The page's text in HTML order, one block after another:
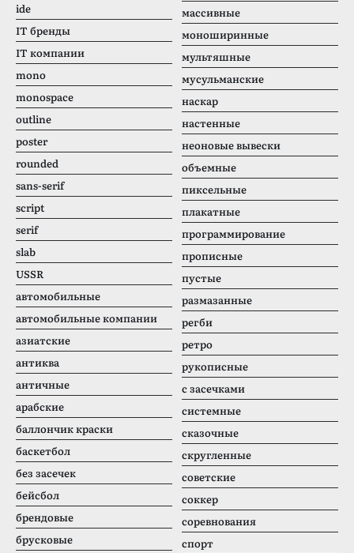
ide
IT бренды
IT компании
mono
monospace
outline
poster
rounded
sans-serif
script
serif
slab
USSR
автомобильные
автомобильные компании
азиатские
антиква
античные
арабские
баллончик краски
баскетбол
без засечек
бейсбол
брендовые
брусковые
массивные
моноширинные
мультяшные
мусульманские
наскар
настенные
неоновые вывески
объемные
пиксельные
плакатные
программирование
прописные
пустые
размазанные
регби
ретро
рукописные
с засечками
системные
сказочные
скругленные
советские
соккер
соревнования
спорт